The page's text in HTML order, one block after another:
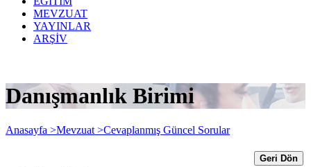
MEVZUAT
YAYINLAR
ARŞİV
Danışmanlık Birimi
Anasayfa >Mevzuat >Cevaplanmış Güncel Sorular
Geri Dön